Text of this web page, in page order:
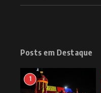
Posts em Destaque
1